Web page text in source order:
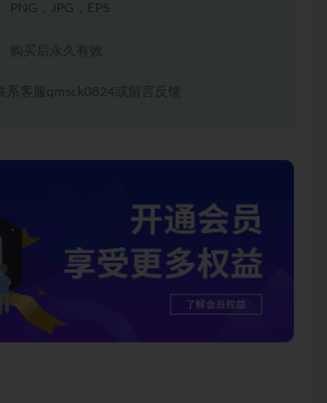
PNG，JPG，EPS
购买后永久有效
系客服qmsck0824或留言反馈